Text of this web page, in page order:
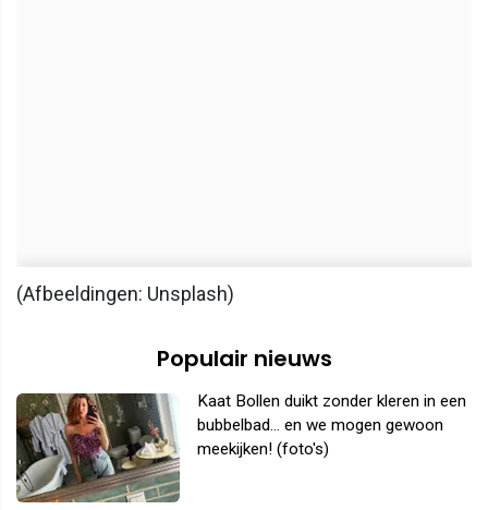
(Afbeeldingen: Unsplash)
Populair nieuws
Kaat Bollen duikt zonder kleren in een
bubbelbad... en we mogen gewoon
meekijken! (foto's)